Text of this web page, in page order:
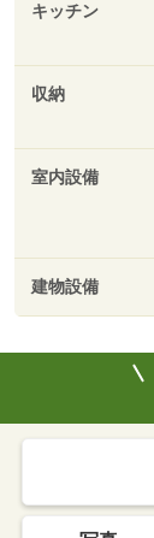
キッチン
収納
室内設備
建物設備